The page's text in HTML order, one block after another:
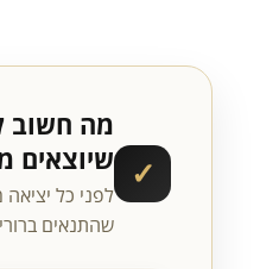
✓
מה חשוב
שיוצאים
לפני כל
שהתנאים